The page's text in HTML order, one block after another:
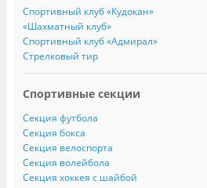
Спортивный клуб «Кудокан»
«Шахматный клуб»
Спортивный клуб «Адмирал»
Стрелковый тир
Спортивные секции
Секция футбола
Секция бокса
Секция велоспорта
Секция волейбола
Секция хоккея с шайбой